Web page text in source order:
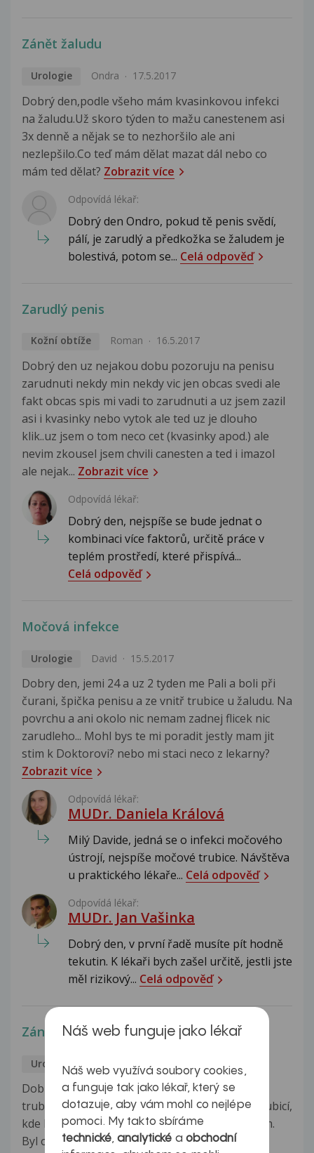
Zánět žaludu
Urologie Ondra 17.5.2017
Dobrý den,podle všeho mám kvasinkovou infekci
na žaludu.Už skoro týden to mažu canestenem asi
3x denně a nějak se to nezhoršilo ale ani
nezlepšilo.Co teď mám dělat mazat dál nebo co
mám ted dělat? Zobrazit více
Odpovídá lékař:
Dobrý den Ondro, pokud tě penis svědí,
pálí, je zarudlý a předkožka se žaludem je
bolestivá, potom se... Celá odpověď
Zarudlý penis
Kožní obtíže Roman 16.5.2017
Dobrý den uz nejakou dobu pozoruju na penisu
zarudnuti nekdy min nekdy vic jen obcas svedi ale
fakt obcas spis mi vadi to zarudnuti a uz jsem zazil
asi i kvasinky nebo vytok ale ted uz je dlouho
klik..uz jsem o tom neco cet (kvasinky apod.) ale
nevim zkousel jsem chvili canesten a ted i imazol
ale nejak... Zobrazit více
Odpovídá lékař:
Dobrý den, nejspíše se bude jednat o
kombinaci více faktorů, určitě práce v
teplém prostředí, které přispívá...
Celá odpověď
Močová infekce
Urologie David 15.5.2017
Dobry den, jemi 24 a uz 2 tyden me Pali a boli při
čurani, špička penisu a ze vnitř trubice u žaludu. Na
povrchu a ani okolo nic nemam zadnej flicek nic
zarudleho... Mohl bys te mi poradit jestly mam jit
stim k Doktorovi? nebo mi staci neco z lekarny?
Zobrazit více
Odpovídá lékař:
MUDr. Daniela Králová
Milý Davide, jedná se o infekci močového
ústrojí, nejspíše močové trubice. Návštěva
u praktického lékaře... Celá odpověď
Odpovídá lékař:
MUDr. Jan Vašinka
Dobrý den, v první řadě musíte pít hodně
tekutin. K lékaři bych zašel určitě, jestli jste
měl rizikový... Celá odpověď
Zánět močové trubice
Urologie Daniel 12.5.2017
Dobrý den, Už čtvrtý měsíc lečím zánět močové
trubicí. Na urologii byl udělán stěr z močové trubicí,
kde byl nález z primokultivace Corynebacterium.
Byl odebrán vzorek močí, kde metodou PCR
Náš web funguje jako lékař
Náš web využívá soubory cookies,
a funguje tak jako lékař, který se
dotazuje, aby vám mohl co nejlépe
pomoci. My takto sbíráme
technické,analytické a obchodní